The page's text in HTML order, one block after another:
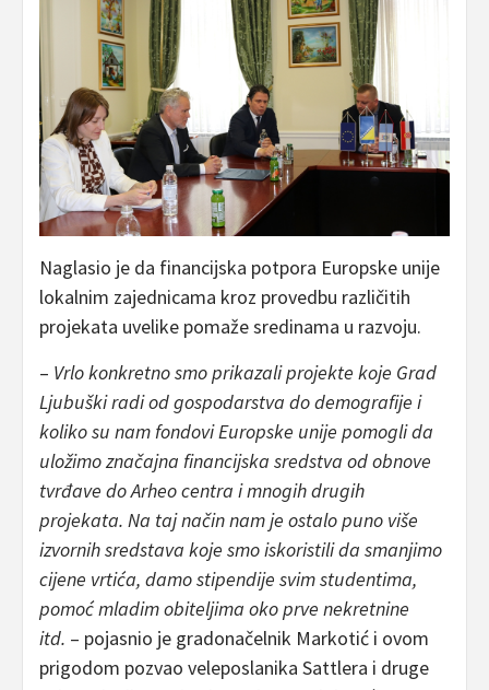
Naglasio je da financijska potpora Europske unije
lokalnim zajednicama kroz provedbu različitih
projekata uvelike pomaže sredinama u razvoju.
– Vrlo konkretno smo prikazali projekte koje Grad
Ljubuški radi od gospodarstva do demografije i
koliko su nam fondovi Europske unije pomogli da
uložimo značajna financijska sredstva od obnove
tvrđave do Arheo centra i mnogih drugih
projekata. Na taj način nam je ostalo puno više
izvornih sredstava koje smo iskoristili da smanjimo
cijene vrtića, damo stipendije svim studentima,
pomoć mladim obiteljima oko prve nekretnine
itd. – pojasnio je gradonačelnik Markotić i ovom
prigodom pozvao veleposlanika Sattlera i druge